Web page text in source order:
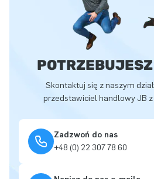
Skontaktuj się z naszym
przedstawiciel handlowy JB z
Zadzwoń do nas
+48 (0) 22 307 78 60